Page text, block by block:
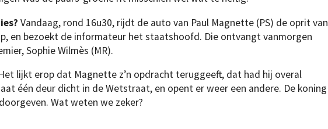
Vandaag, rond 16u30, rijdt de auto van Paul Magnette (PS) de oprit van
en bezoekt de informateur het staatshoofd. Die ontvangt vanmorgen
Sophie Wilmès (MR).
lijkt erop dat Magnette z’n opdracht teruggeeft, dat had hij overal
één deur dicht in de Wetstraat, en opent er weer een andere. De koning
Wat weten we zeker?